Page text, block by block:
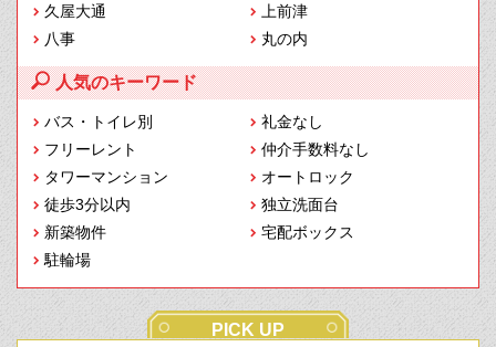
久屋大通
上前津
八事
丸の内
人気のキーワード
バス・トイレ別
礼金なし
フリーレント
仲介手数料なし
タワーマンション
オートロック
徒歩3分以内
独立洗面台
新築物件
宅配ボックス
駐輪場
PICK UP